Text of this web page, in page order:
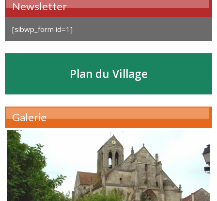
Newsletter
[sibwp_form id=1]
Plan du Village
Galerie